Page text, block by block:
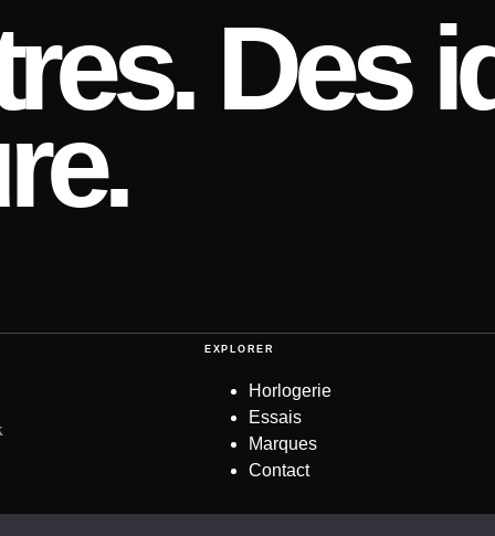
Des
EXPLORER
Horlogerie
Essais
Marques
Contact